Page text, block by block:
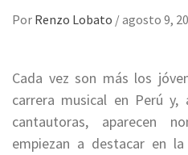
Por Renzo Lobato /agosto 9,
Cada vez son más los
carrera musical en Perú
cantautoras, aparecen
empiezan a destacar en